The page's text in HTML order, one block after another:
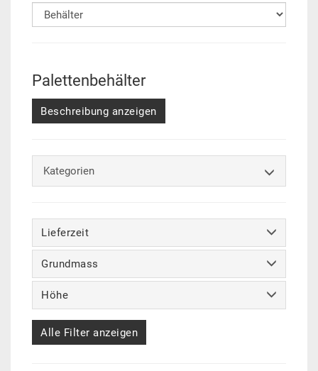
Palettenbehälter
Beschreibung anzeigen
Kategorien
Lieferzeit
Grundmass
Höhe
Alle Filter anzeigen